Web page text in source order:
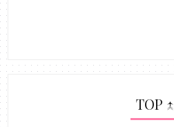
TOP ↑